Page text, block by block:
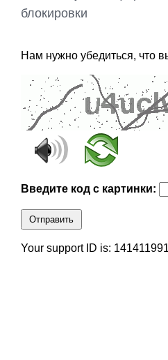
блокировки
Нам нужно убедиться, что
Введите код с картинки:
Отправить
Your support ID is: